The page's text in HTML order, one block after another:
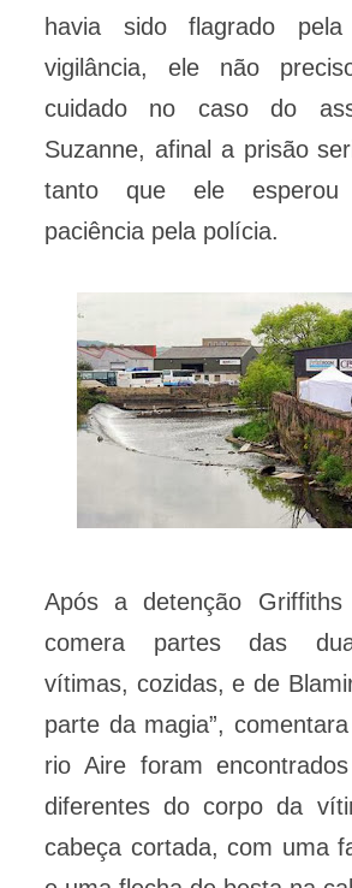
havia sido flagrado
vigilância, ele não
cuidado no caso do
Suzanne, afinal a prisão
tanto que ele
paciência pela polícia.
Após a detenção
comera partes das
vítimas, cozidas, e de
parte da magia”,
rio Aire foram
diferentes do corpo da
cabeça cortada, com uma